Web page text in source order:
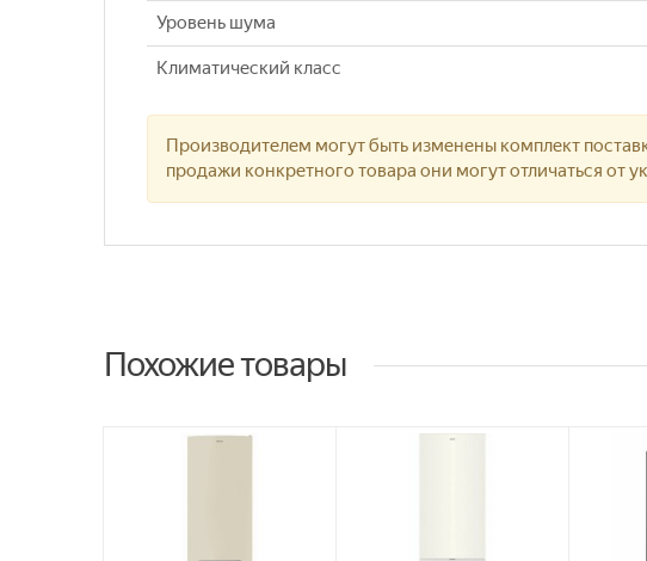
Уровень шума
Климатический класс
Производителем могут быть изменены комплект
продажи конкретного товара они могут отличаться от
Похожие товары